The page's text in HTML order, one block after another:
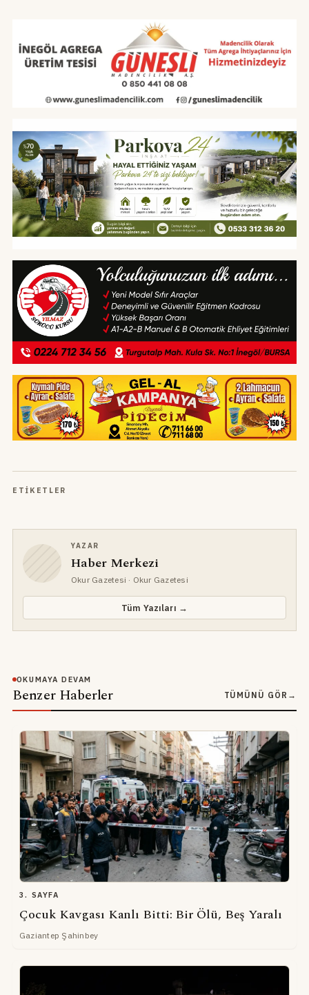
ETIKETLER
YAZAR
Haber Merkezi
Okur Gazetesi · Okur Gazetesi
Tüm Yazıları →
OKUMAYA DEVAM
Benzer Haberler TÜMÜNÜ GÖR →
3. SAYFA
Çocuk Kavgası Kanlı Bitti: Bir Ölü, Beş Yaralı
Gaziantep Şahinbey